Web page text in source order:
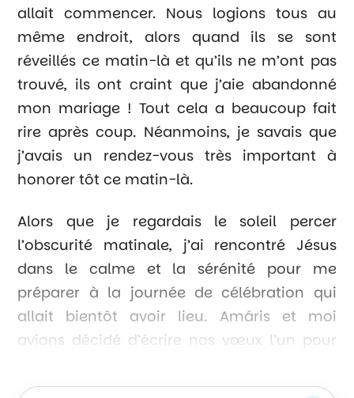
allait commencer. Nous logions tous au
même endroit, alors quand ils se sont
réveillés ce matin-là et qu’ils ne m’ont pas
trouvé, ils ont craint que j’aie abandonné
mon mariage ! Tout cela a beaucoup fait
rire après coup. Néanmoins, je savais que
j’avais un rendez-vous très important à
honorer tôt ce matin-là.
Alors que je regardais le soleil percer
l’obscurité matinale, j’ai rencontré Jésus
dans le calme et la sérénité pour me
préparer à la journée de célébration qui
allait bientôt avoir lieu. Amáris et moi
avions décidé d’écrire nos vœux l’un pour
m’engager pour la vie auprès de ma future